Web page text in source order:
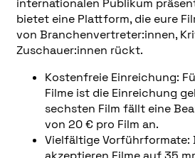
internationalen Publikum
bietet eine Plattform, die eure
von Branchenvertreter:innen,
Zuschauer:innen rückt.
Kostenfreie Einreichung:
Filme ist die Einreichung
sechsten Film fällt eine
von 20 € pro Film an.
Vielfältige Vorführformate: